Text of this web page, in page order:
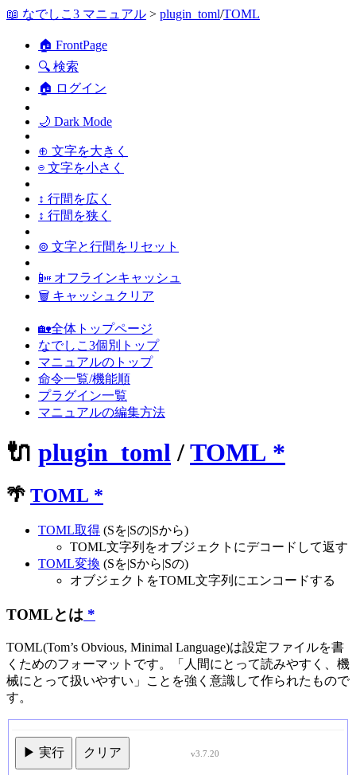
📖 なでしこ3 マニュアル > plugin_toml/TOML
🏠 FrontPage
🔍 検索
🏠 ログイン
🌙 Dark Mode
⊕ 文字を大きく
⊖ 文字を小さく
↕ 行間を広く
↕ 行間を狭く
⊚ 文字と行間をリセット
📴 オフラインキャッシュ
🗑 キャッシュクリア
🏡全体トップページ
なでしこ3個別トップ
マニュアルのトップ
命令一覧/機能順
プラグイン一覧
マニュアルの編集方法
🔌 plugin_toml/TOML *
🌴 TOML *
TOML取得 (Sを|Sの|Sから)
TOML文字列をオブジェクトにデコードして返す
TOML変換 (Sを|Sから|Sの)
オブジェクトをTOML文字列にエンコードする
TOMLとは *
TOML(Tom’s Obvious, Minimal Language)は設定ファイルを書
くためのフォーマットです。「人間にとって読みやすく、機
械にとって扱いやすい」ことを強く意識して作られたもので
す。
▶ 実行 クリア v3.7.20